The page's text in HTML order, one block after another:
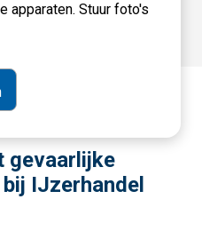
apparaten. Stuur foto's
gevaarlijke
IJzerhandel